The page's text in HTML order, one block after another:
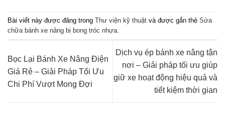
Bài viết này được đăng trong Thư viện kỹ thuật và được gắn thẻ Sửa
chữa bánh xe nâng bị bong tróc nhựa
Bọc Lại Bánh Xe Nâng Điện
Giá Rẻ – Giải Pháp Tối Ưu
Chi Phí Vượt Mong Đợi
Dịch vụ ép bánh xe nâng tận
nơi – Giải pháp tối ưu giúp
giữ xe hoạt động hiệu quả và
tiết kiệm thời gian